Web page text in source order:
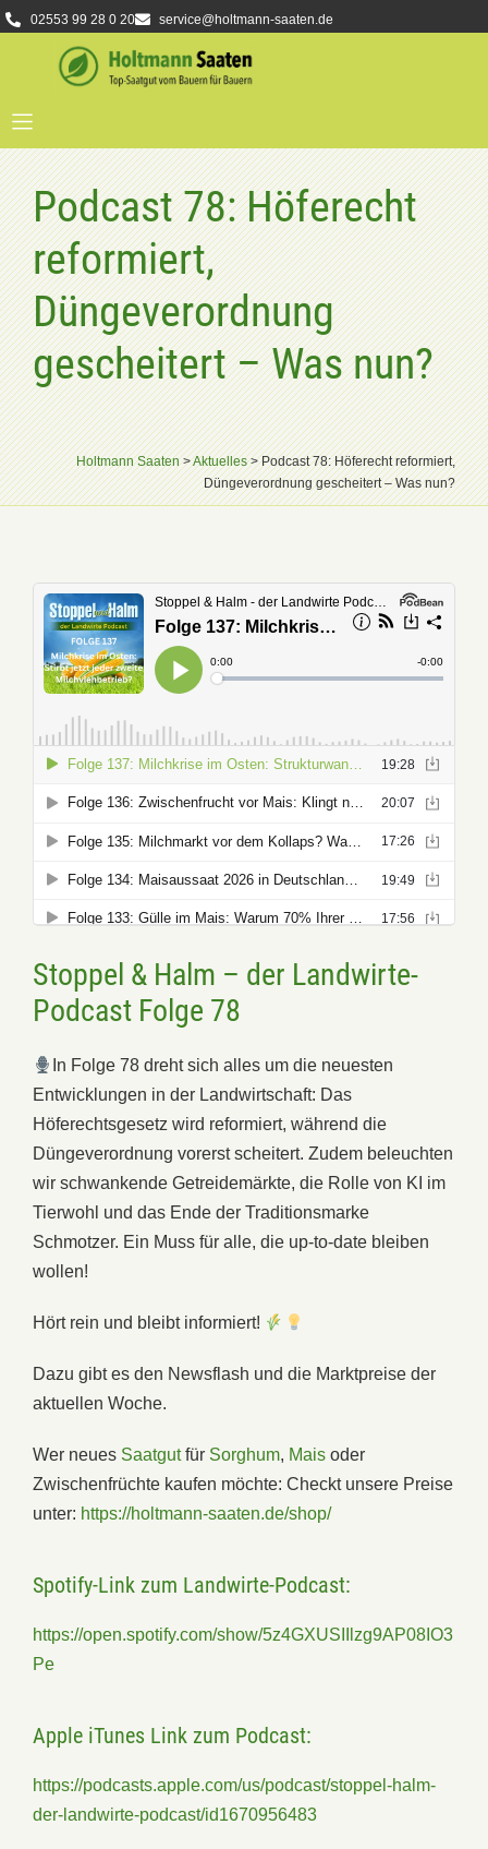
02553 99 28 0 20 service@holtmann-saaten.de
Podcast 78: Höferecht
reformiert,
Düngeverordnung
gescheitert – Was nun?
Holtmann Saaten>Aktuelles>Podcast 78: Höferecht reformiert,
Düngeverordnung gescheitert – Was nun?
Stoppel & Halm – der Landwirte-
Podcast Folge 78
In Folge 78 dreht sich alles um die neuesten
Entwicklungen in der Landwirtschaft: Das
Höferechtsgesetz wird reformiert, während die
Düngeverordnung vorerst scheitert. Zudem beleuchten
wir schwankende Getreidemärkte, die Rolle von KI im
Tierwohl und das Ende der Traditionsmarke
Schmotzer. Ein Muss für alle, die up-to-date bleiben
wollen!
Hört rein und bleibt informiert!
Dazu gibt es den Newsflash und die Marktpreise der
aktuellen Woche.
Wer neues Saatgutfür Sorghum, Mais oder
Zwischenfrüchte kaufen möchte: Checkt unsere Preise
unter: https://holtmann-saaten.de/shop/
Spotify-Link zum Landwirte-Podcast:
https://open.spotify.com/show/5z4GXUSIIlzg9AP08IO3
Pe
Apple iTunes Link zum Podcast:
https://podcasts.apple.com/us/podcast/stoppel-halm-
der-landwirte-podcast/id1670956483